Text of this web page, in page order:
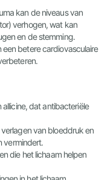
kan de niveaus van
verhogen, wat kan
en de stemming.
betere cardiovasculaire
dat antibacteriële
van bloeddruk en
vermindert.
die het lichaam helpen